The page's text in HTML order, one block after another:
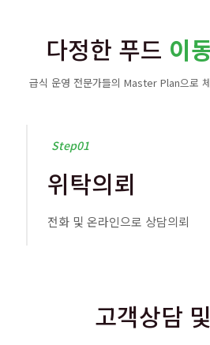
다정한 푸드 이
급식 운영 전문가들의 Master Plan으로
Step01
위탁의뢰
전화 및 온라인으로 상담의뢰
고객상담